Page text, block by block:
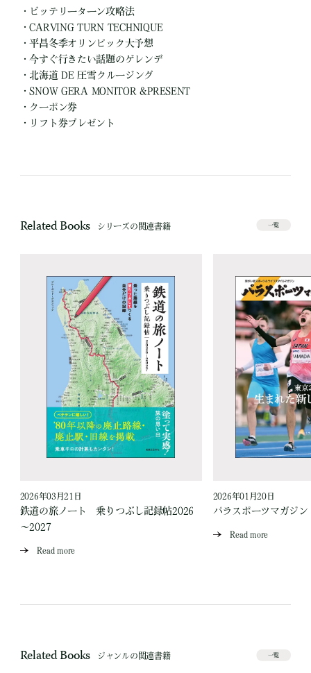
・ビッテリーターン攻略法
・CARVING TURN TECHNIQUE
・平昌冬季オリンピック大予想
・今すぐ行きたい話題のゲレンデ
・北海道 DE 圧雪クルージング
・SNOW GERA MONITOR &PRESENT
・クーポン券
・リフト券プレゼント
Related Books シリーズの関連書籍 一覧
2026年03月21日
鉄道の旅ノート 乗りつぶし記録帖2026
～2027
Read more
2026年01月20日
パラスポーツマガジ
Read more
Related Books ジャンルの関連書籍 一覧